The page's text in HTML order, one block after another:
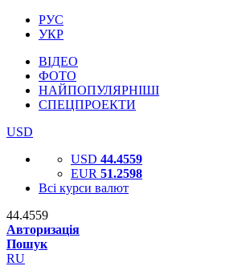
РУС
УКР
ВІДЕО
ФОТО
НАЙПОПУЛЯРНІШІ
СПЕЦПРОЕКТИ
USD
USD 44.4559
EUR 51.2598
Всі курси валют
44.4559
Авторизація
Пошук
RU